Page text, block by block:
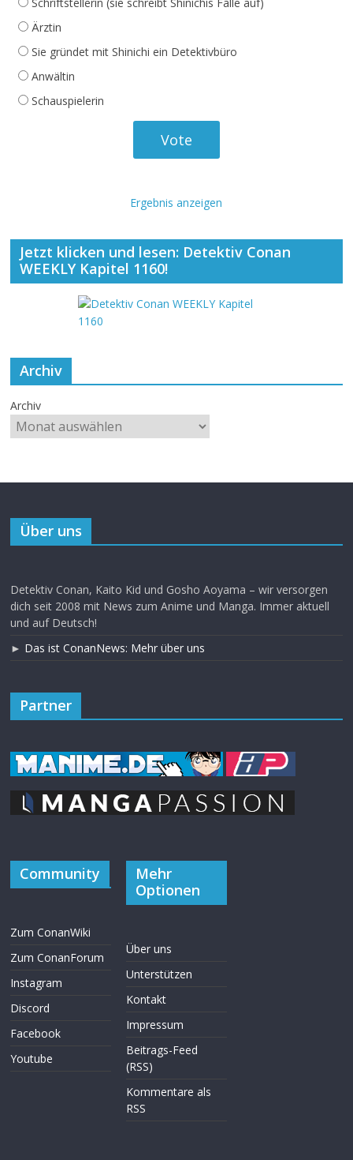
Ärztin
Sie gründet mit Shinichi ein Detektivbüro
Anwältin
Schauspielerin
Ergebnis anzeigen
Jetzt klicken und lesen: Detektiv Conan
WEEKLY Kapitel 1160!
Archiv
Archiv
Über uns
Detektiv Conan, Kaito Kid und Gosho Aoyama – wir versorgen
dich seit 2008 mit News zum Anime und Manga. Immer aktuell
und auf Deutsch!
► Das ist ConanNews: Mehr über uns
Partner
Community
Zum ConanWiki
Zum ConanForum
Instagram
Discord
Facebook
Youtube
Mehr
Optionen
Über uns
Unterstützen
Kontakt
Impressum
Beitrags-Feed
(RSS)
Kommentare als
RSS